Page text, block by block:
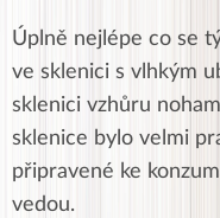
Úplně nejlépe co se
ve sklenici s vlhkým
sklenici vzhůru
sklenice bylo velmi
připravené ke
vedou.